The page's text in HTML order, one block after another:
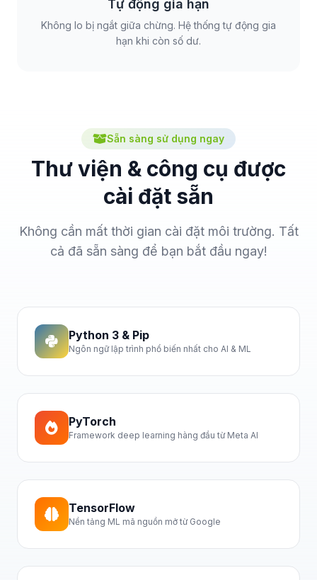
Tự động gia hạn
Không lo bị ngắt giữa chừng. Hệ thống tự động gia
hạn khi còn số dư.
Sẵn sàng sử dụng ngay
Thư viện & công cụ được
cài đặt sẵn
Không cần mất thời gian cài đặt môi trường. Tất
cả đã sẵn sàng để bạn bắt đầu ngay!
Python 3 & Pip
Ngôn ngữ lập trình phổ biến nhất cho AI & ML
PyTorch
Framework deep learning hàng đầu từ Meta AI
TensorFlow
Nền tảng ML mã nguồn mở từ Google